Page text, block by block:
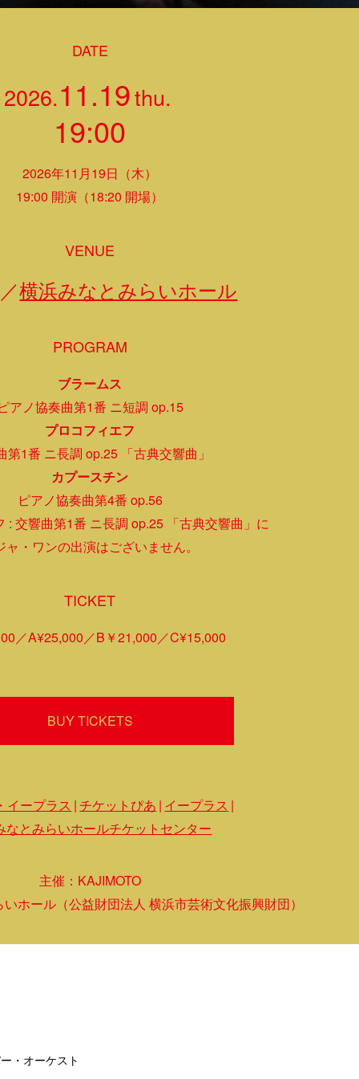
DATE
2026.11.19thu.
19:00
2026年11月19日（木）
19:00 開演（18:20 開場）
VENUE
横浜みなとみらいホール
PROGRAM
ブラームス
ピアノ協奏曲第1番 ニ短調 op.15
プロコフィエフ
第1番 ニ長調 op.25 「古典交響曲」
カプースチン
ピアノ協奏曲第4番 op.56
: 交響曲第1番 ニ長調 op.25 「古典交響曲」に
ャ・ワンの出演はございません。
TICKET
A¥25,000 B￥21,000 C¥15,000
BUY TICKETS
イープラス チケットぴあ イープラス
なとみらいホールチケットセンター
主催：KAJIMOTO
ホール（公益財団法人 横浜市芸術文化振興財団）
・オーケスト